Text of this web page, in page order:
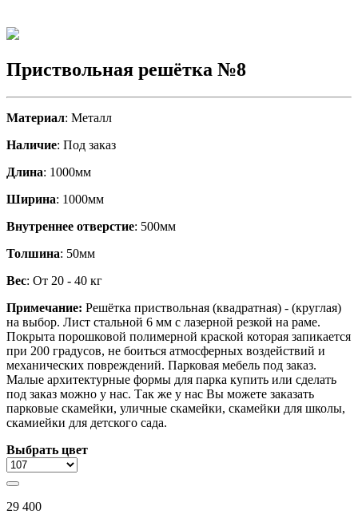
Приствольная решётка №8
Материал: Металл
Наличие: Под заказ
Длина: 1000мм
Ширина: 1000мм
Внутреннее отверстие: 500мм
Толшина: 50мм
Вес: От 20 - 40 кг
Примечание: Решётка приствольная (квадратная) - (круглая)
на выбор. Лист стальной 6 мм с лазерной резкой на раме.
Покрыта порошковой полимерной краской которая запикается
при 200 градусов, не боиться атмосферных воздействий и
механических повреждений. Парковая мебель под заказ.
Малые архитектурные формы для парка купить или сделать
под заказ можно у нас. Так же у нас Вы можете заказать
парковые скамейки, уличные скамейки, скамейки для школы,
скамиейки для детского сада.
Выбрать цвет
29 400